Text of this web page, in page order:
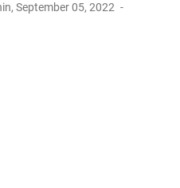
September 05, 2022